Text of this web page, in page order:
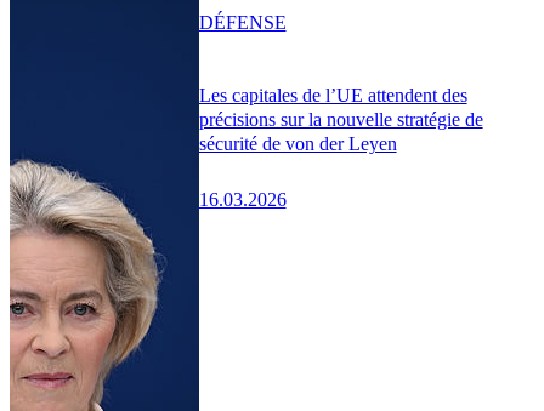
Les capitales de l’UE attendent des
précisions sur la nouvelle stratégie de
sécurité de von der Leyen
16.03.2026
DÉFENSE